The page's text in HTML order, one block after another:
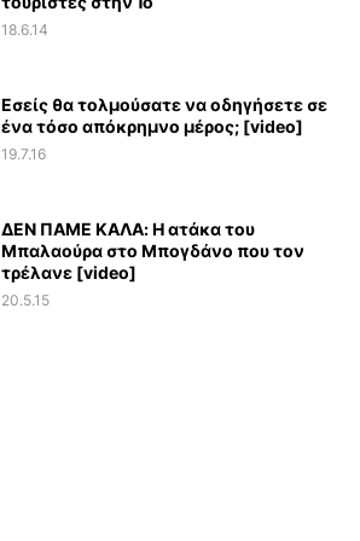
18.6.14
Εσείς θα τολμούσατε να οδηγήσετε σε
ένα τόσο απόκρημνο μέρος; [video]
19.7.16
ΔΕΝ ΠΑΜΕ ΚΑΛΑ: Η ατάκα του
Μπαλαούρα στο Μπογδάνο που τον
τρέλανε [video]
20.5.15